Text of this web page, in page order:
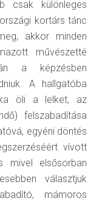
csak különleges
kortárs tánc
akkor minden
művészetté
a képzésben
A hallgatóba
öli a lelket, az
felszabadítása
egyéni döntés
vívott
mivel elsősorban
választjuk
mámoros